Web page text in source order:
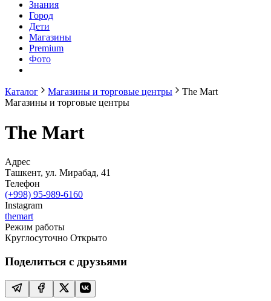
Знания
Город
Дети
Магазины
Premium
Фото
Каталог Магазины и торговые центры
The Mart
Магазины и торговые центры
The Mart
Адрес
Ташкент, ул. Мирабад, 41
Телефон
(+998) 95-989-6160
Instagram
themart
Режим работы
Круглосуточно Открыто
Поделиться с друзьями